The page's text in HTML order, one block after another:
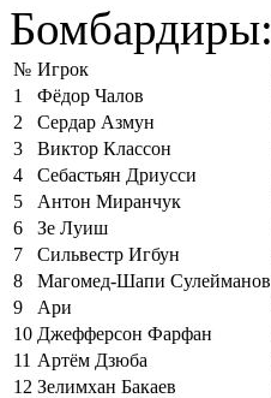
Бомбардиры:
№ Игрок
1
Фёдор Чалов
2
Сердар Азмун
3
Виктор Классон
4
Себастьян Дриусси
5
Антон Миранчук
6
Зе Луиш
7
Сильвестр Игбун
8
Магомед-Шапи Сулейманов
9
Ари
10 Джефферсон Фарфан
11 Артём Дзюба
12 Зелимхан Бакаев